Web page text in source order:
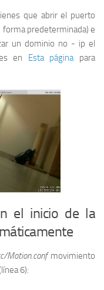
que abrir el puerto
forma predeterminada) e
un dominio no - ip el
en Esta páginapara
el inicio de la
Motion.confmovimiento
6):